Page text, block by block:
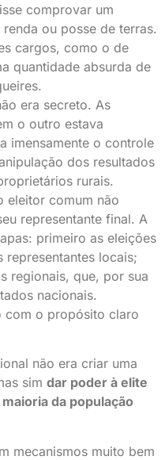
comprovar um
ou posse de terras.
cargos, como o de
quantidade absurda de
era secreto. As
o outro estava
imensamente o controle
dos resultados
rurais.
eleitor comum não
representante final. A
primeiro as eleições
representantes locais;
regionais, que, por sua
nacionais.
com o propósito claro
não era criar uma
sim dar poder à elite
da população
mecanismos muito bem